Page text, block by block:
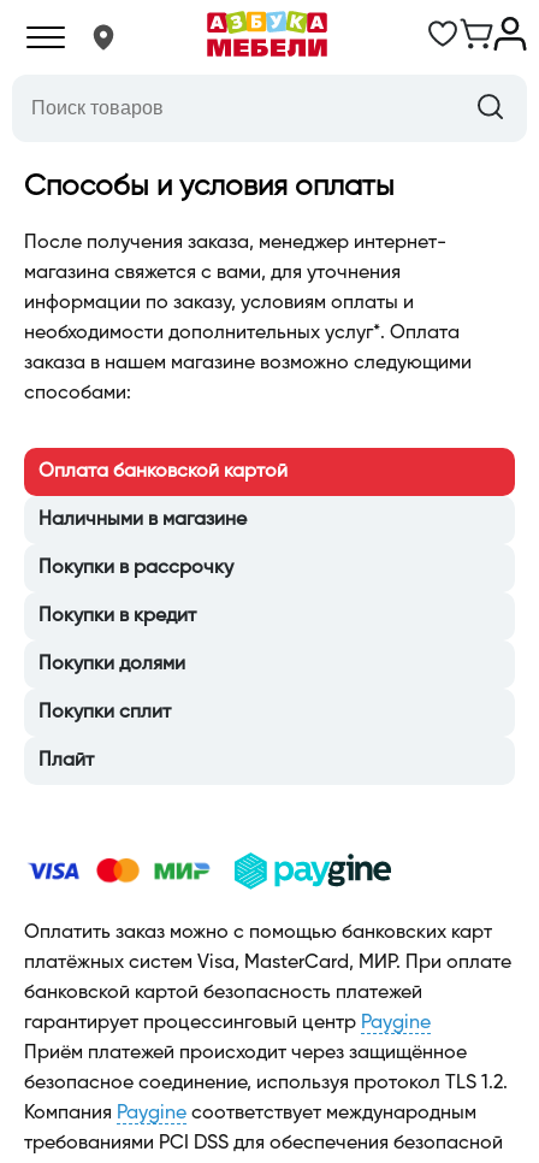
Способы и условия оплаты
После получения заказа, менеджер интернет-
магазина свяжется с вами, для уточнения
информации по заказу, условиям оплаты и
необходимости дополнительных услуг*. Оплата
заказа в нашем магазине возможно следующими
способами:
Оплата банковской картой
Наличными в магазине
Покупки в рассрочку
Покупки в кредит
Покупки долями
Покупки сплит
Плайт
Оплатить заказ можно с помощью банковских карт
платёжных систем Visa, MasterCard, МИР. При оплате
банковской картой безопасность платежей
гарантирует процессинговый центр Paygine
Приём платежей происходит через защищённое
безопасное соединение, используя протокол TLS 1.2.
Компания Paygine соответствует международным
требованиями PCI DSS для обеспечения безопасной